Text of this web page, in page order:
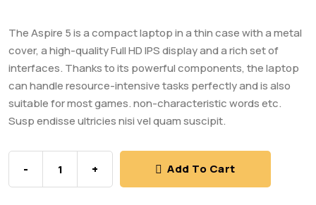
The Aspire 5 is a compact laptop in a thin case with a metal
cover, a high-quality Full HD IPS display and a rich set of
interfaces. Thanks to its powerful components, the laptop
can handle resource-intensive tasks perfectly and is also
suitable for most games. non-characteristic words etc.
Susp endisse ultricies nisi vel quam suscipit.
- + Add To Cart